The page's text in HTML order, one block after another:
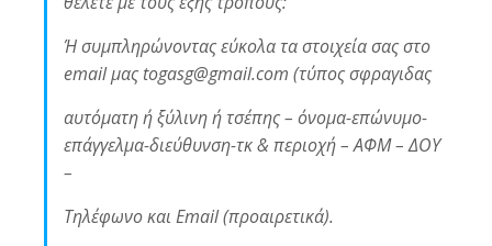
Ή συμπληρώνοντας εύκολα τα στοιχεία σας στο
email μας togasg@gmail.com (τύπος σφραγιδας
αυτόματη ή ξύλινη ή τσέπης – όνομα-επώνυμο-
επάγγελμα-διεύθυνση-τκ & περιοχή – ΑΦΜ – ΔΟΥ
–
Τηλέφωνο και Email (προαιρετικά).